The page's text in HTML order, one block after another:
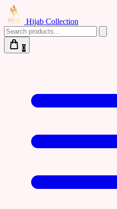
Hijab Collection
0